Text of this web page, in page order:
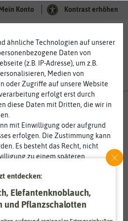
Mein Konto Kontrast erhöhen
ähnliche Technologien auf unserer
Daten von
(z.B. IP-Adresse), um z.B.
Medien von
oder Zugriffe auf unsere Website
erfolgt erst durch
diese Daten mit Dritten, die wir in
mit Einwilligung oder aufgrund
erfolgen. Die Zustimmung kann
Es besteht das Recht, nicht
zu einem späteren
personenbezogener Daten und
unserer
Daten­schutz­erklärung
entdecken:
Elefantenknoblauch,
und Pflanzschalotten